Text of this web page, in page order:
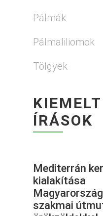
Pálmák
Pálmaliliomok
Tölgyek
KIEMELT
ÍRÁSOK
Mediterrán
kialakítása
szakmai